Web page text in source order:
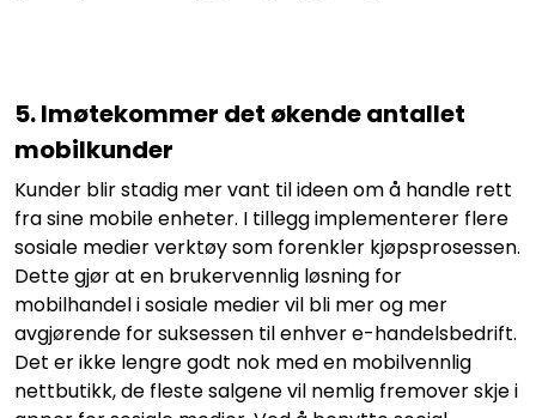
5. Imøtekommer det økende antallet
mobilkunder
Kunder blir stadig mer vant til ideen om å handle rett
fra sine mobile enheter. I tillegg implementerer flere
sosiale medier verktøy som forenkler kjøpsprosessen.
Dette gjør at en brukervennlig løsning for
mobilhandel i sosiale medier vil bli mer og mer
avgjørende for suksessen til enhver e-handelsbedrift.
Det er ikke lengre godt nok med en mobilvennlig
nettbutikk, de fleste salgene vil nemlig fremover skje i